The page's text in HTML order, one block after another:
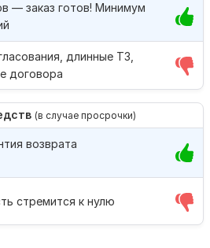
длинные ТЗ,
договора
— заказ готов! Минимум
(в случае просрочки)
стремится к нулю
возврата